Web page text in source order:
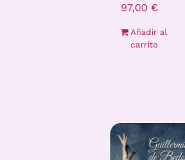
97,00 €
Añadir al
carrito